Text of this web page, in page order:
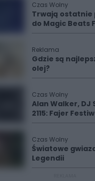
Czas Wolny
Trwają
do Magic Beats
Reklama
Gdzie są
olej?
Czas Wolny
Alan Walker, DJ
2115: Fajer
Czas Wolny
Światowe
Legendii